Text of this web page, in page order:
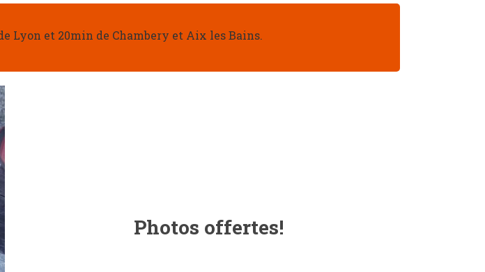
Lyon et 20min de Chambery et Aix les Bains.
Photos offertes!